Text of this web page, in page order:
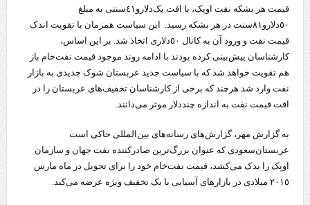
تخصیص ۳۰۰میلیارد تومان برای تکمیل بزرگراه اردبیل-سرچم
کشف ۱۱ قبضه سلاح کلت کمری توسط مرزبانان هنگ مرزی ارومیه
رئیس سازمان راهداری:
مرز چیلات دهلران می‌تواند مکمل مرز بین‌المللی مهران شود
تردد زائران اربعین در مرزهای خوزستان از مرز یک میلیون و ۴۲۸ هزار نفر
گذشت
قیمت هر بشکه نفت اوپک، با افت یک‌دلارو٤١سنتی به مبلغ
٥٠دلارو٨١سنت در هر بشکه رسید.
این سیاست همزمان با تقویت اندک
قیمت نفت و ورود آن به کانال ٥٠دلاری اتخاذ شد. بر این اساس،
کارشناسان پیش‌بینی کرده بودند با ادامه روند موجود قیمت نفت‌خام باز
هم تقویت خواهد شد که با سیاست جدید عربستان شوک جدیدی به بازار
نفت وارد شد هرچند که برخی از کارشناسان تخفیف‌های عربستان را در
افت قیمت نفت به اندازه چنددلار موثر می‌دانند.
به گزارش مهر، گزارش‌های رسانه‌های بین‌المللی حاکی است
عربستان‌سعودی که عنوان بزرگ‌ترین صادرکننده نفت جهان و سازمان
اوپک را یدک می‌کشد، قیمت نفت‌خام خود را برای تحویل در ماه مارس
٢٠١٥ میلادی در بازارهای آسیایی با یک تخفیف ویژه عرضه می‌کند.